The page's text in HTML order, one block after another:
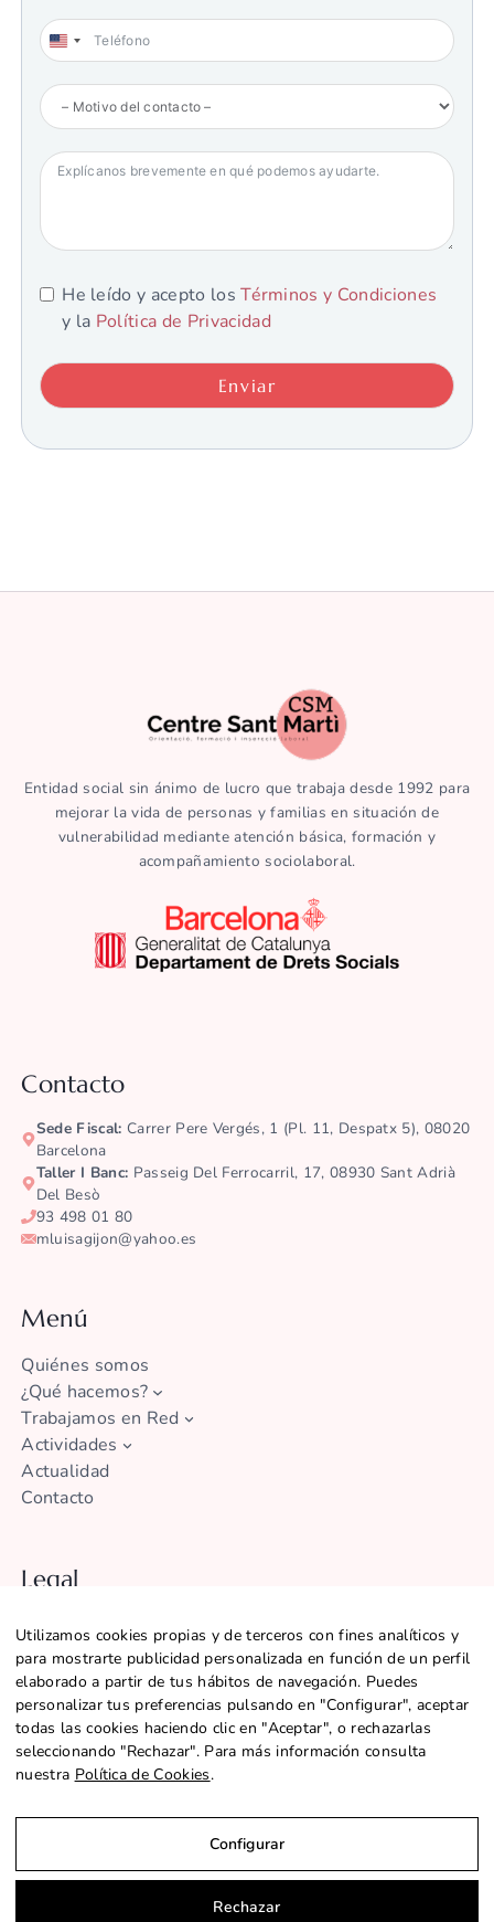
U
n
i
e
S
s
He leído y acepto losTérminos y Condiciones
y la Política de Privacidad
Enviar
Entidad social sin ánimo de lucro que trabaja desde 1992 para
mejorar la vida de personas y familias en situación de
vulnerabilidad mediante atención básica, formación y
acompañamiento sociolaboral.
Contacto
Sede Fiscal: Carrer Pere Vergés, 1 (pl. 11, Despatx 5), 08020
Barcelona
Taller I Banc: Passeig Del Ferrocarril, 17, 08930 Sant Adrià
Del Besò
93 498 01 80
mluisagijon@yahoo.es
Menú
Quiénes somos
¿Qué hacemos?
Trabajamos en Red
Actividades
Actualidad
Contacto
Legal
Política de Privacidad
Política de Cookies
Configurar Cookies
Declaración de accesibilidad
@2026 CENTRE SANT MARTÍ |SITEMAP
Utilizamos cookies propias y de terceros con fines analíticos y
para mostrarte publicidad personalizada en función de un perfil
elaborado a partir de tus hábitos de navegación. Puedes
personalizar tus preferencias pulsando en "Configurar", aceptar
todas las cookies haciendo clic en "Aceptar", o rechazarlas
seleccionando "Rechazar". Para más información consulta
nuestra Política de Cookies.
Configurar
Rechazar